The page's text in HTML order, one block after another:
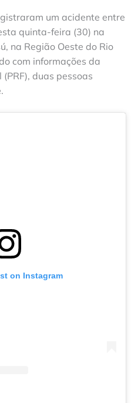
um acidente entre
quinta-feira (30) na
na Região Oeste do Rio
com informações da
duas pessoas
on Instagram